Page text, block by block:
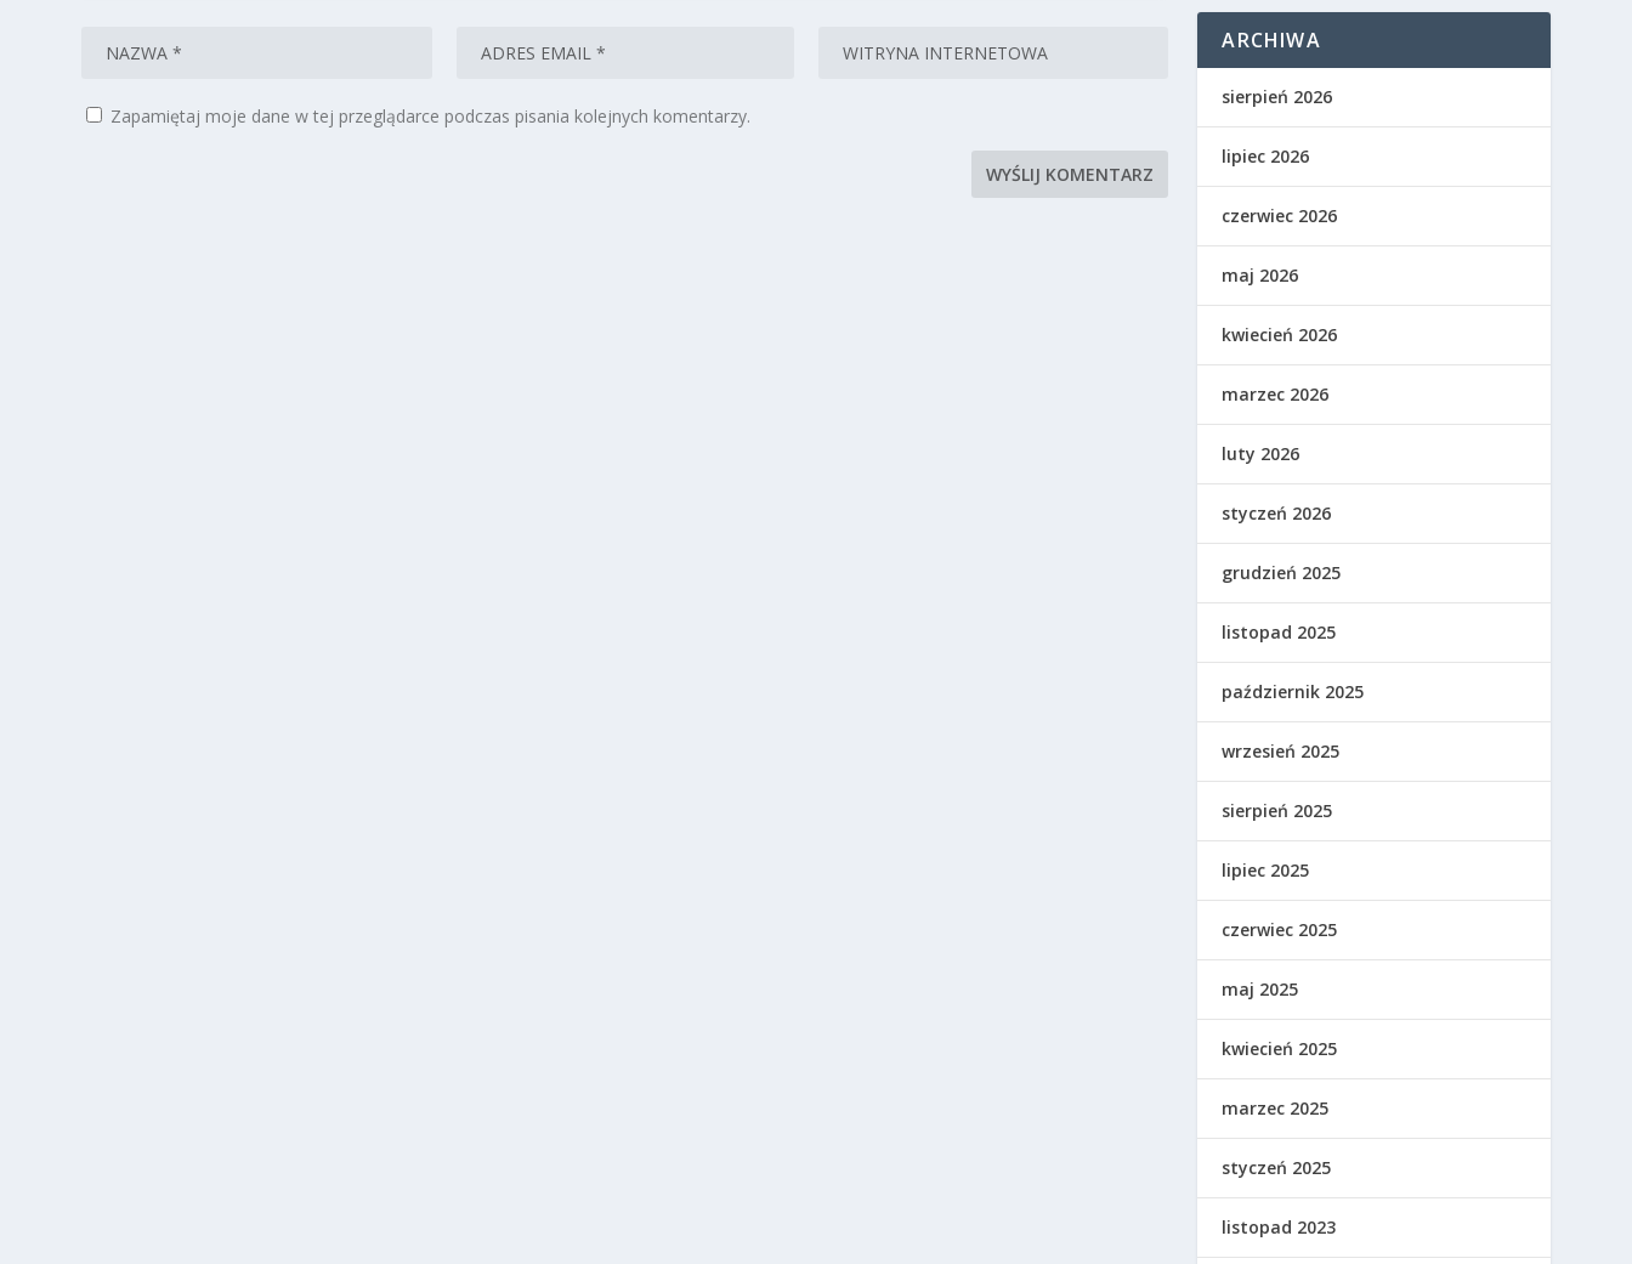
Zapamiętaj moje dane w tej przeglądarce podczas pisania kolejnych komentarzy.
ARCHIWA
sierpień 2026
lipiec 2026
czerwiec 2026
maj 2026
kwiecień 2026
marzec 2026
luty 2026
styczeń 2026
grudzień 2025
listopad 2025
październik 2025
wrzesień 2025
sierpień 2025
lipiec 2025
czerwiec 2025
maj 2025
kwiecień 2025
marzec 2025
styczeń 2025
listopad 2023